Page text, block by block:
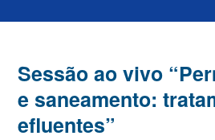
Sessão ao vivo
e saneamento:
efluentes”